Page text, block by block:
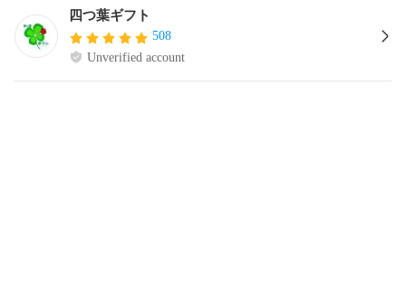
四つ葉ギフト
508
Unverified account